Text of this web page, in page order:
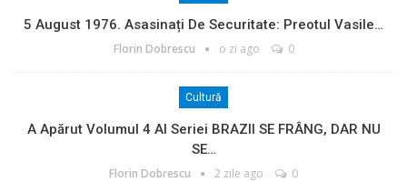
5 August 1976. Asasinați De Securitate: Preotul Vasile…
Florin Dobrescu o zi ago 0
Cultură
A Apărut Volumul 4 Al Seriei BRAZII SE FRÂNG, DAR NU
SE…
Florin Dobrescu 2 zile ago 0